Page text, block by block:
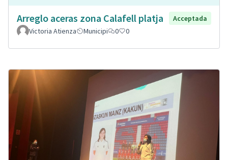
Arreglo aceras zona Calafell platja
Acceptada
Victoria Atienza
Municipi 0 0